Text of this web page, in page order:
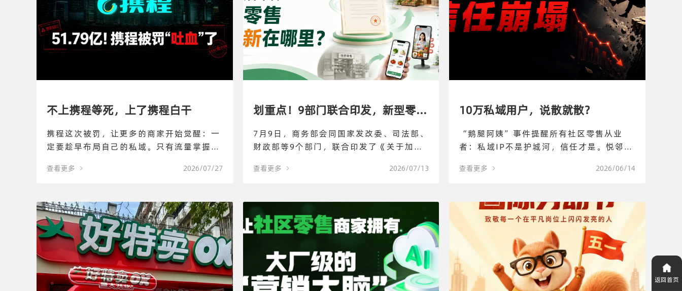
不上携程等死，上了携程白干
携程这次被罚，让更多的商家开始觉醒：一
定要趁早布局自己的私域。只有流量掌握在
动权。
查看更多 2026/07/27
划重点！9部门联合印发，新型零售
到底新在哪里？
7月9日，商务部会同国家发改委、司法部、
财政部等9个部门，联合印发了《关于加快
查看更多 2026/07/13
10万私域用户，说散就散？
“鹅腿阿姨”事件提醒所有社区零售从业
者：私域IP不是护城河，信任才是。悦邻模
查看更多 2026/06/14
返回首页